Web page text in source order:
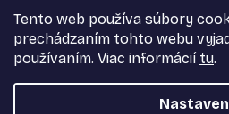
Tento web používa súbory
prechádzaním tohto webu
používaním. Viac informácií tu.
Po-Pia: 7:30 - 17:00